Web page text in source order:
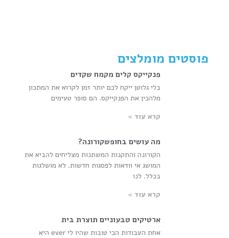
פוסטים מומלצים
פנקייקס קלים מקמח שקדים
בלי גלוטן ייקח לכם יותר זמן לקרוא את המתכון
מלהכין את הפנקייקס. הם סופר טעימים
קרא עוד »
מה עושים בחופשקורונה?
הקורונה והתקנות המשתנות מצליחים להביא את
המושג אי וודאות לפסגות חדשות. לא מושלגות
בכלל. לנו
קרא עוד »
ארטיקים טבעוניים תוצרת בית
אחת העבודות הכי טובות שהיו לי ever היא